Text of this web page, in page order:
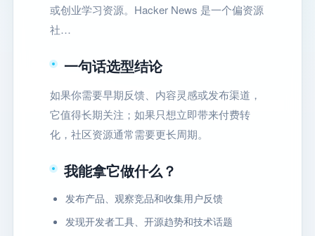
或创业学习资源。Hacker News 是一个偏资源
社…
一句话选型结论
如果你需要早期反馈、内容灵感或发布渠道，
它值得长期关注；如果只想立即带来付费转
化，社区资源通常需要更长周期。
我能拿它做什么？
发布产品、观察竞品和收集用户反馈
发现开发者工具、开源趋势和技术话题